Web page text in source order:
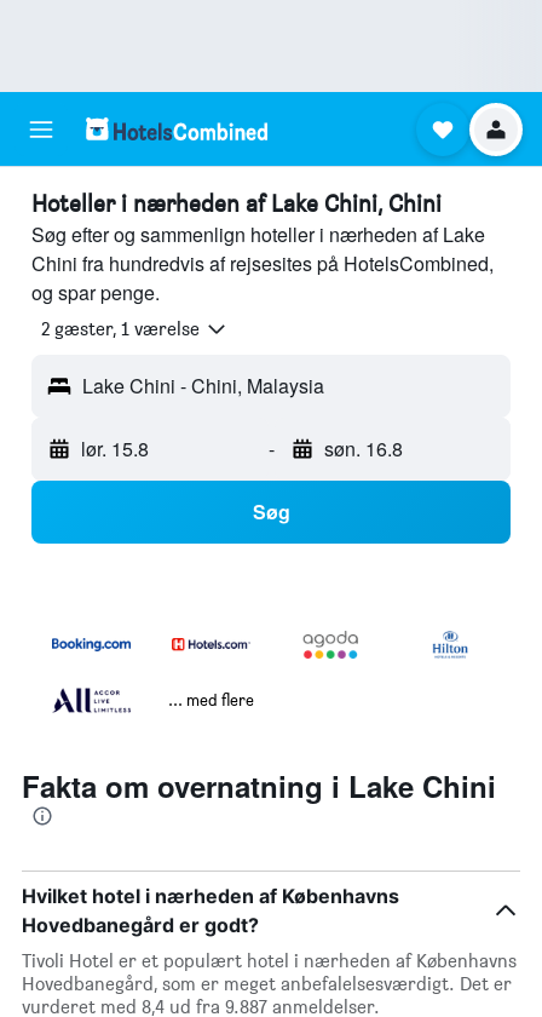
Hoteller i nærheden af Lake Chini, Chini
Søg efter og sammenlign hoteller i nærheden af Lake
Chini fra hundredvis af rejsesites på HotelsCombined,
og spar penge.
2 gæster, 1 værelse
Lake Chini - Chini, Malaysia
lør. 15.8 - søn. 16.8
Søg
... med flere
Fakta om overnatning i Lake Chini
Hvilket hotel i nærheden af Københavns
Hovedbanegård er godt?
Tivoli Hotel er et populært hotel i nærheden af Københavns
Hovedbanegård, som er meget anbefalelsesværdigt. Det er
vurderet med 8,4 ud fra 9.887 anmeldelser.